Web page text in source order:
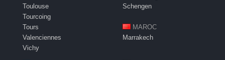
Toulouse
Tourcoing
Tours
Valenciennes
Vichy
Schengen
MAROC
Marrakech